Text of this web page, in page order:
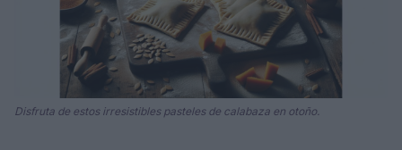
Disfruta de estos irresistibles pasteles de calabaza en otoño.